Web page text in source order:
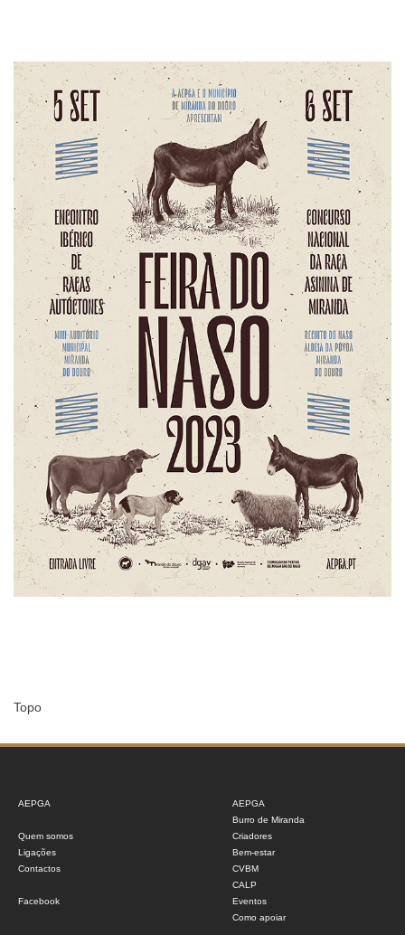
Topo
AEPGA
Quem somos
Ligações
Contactos
Facebook
AEPGA
Burro de Miranda
Criadores
Bem-estar
CVBM
CALP
Eventos
Como apoiar